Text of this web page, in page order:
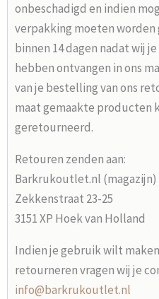
onbeschadigd en indien
verpakking moeten
binnen 14 dagen nadat wij
hebben ontvangen in ons
van je bestelling van ons
maat gemaakte producten
geretourneerd.
Retouren zenden aan:
Barkrukoutlet.nl (magazijn)
Zekkenstraat 23-25
3151 XP Hoek van Holland
Indien je gebruik wilt
retourneren vragen wij je
info@barkrukoutlet.nl